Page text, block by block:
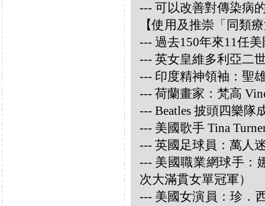
--- 可以改善對傳染病
【使用及推崇「同類
--- 過去150年來11任
--- 英女皇維多利亞二
--- 印度精神領袖：聖
--- 荷蘭畫家：梵高
--- Beatles 披頭四樂隊
--- 美國歌手 Tina
--- 英國足球員：萬人
--- 美國職業網球手：
次大滿貫女單冠軍）
--- 美國女演員：珍．